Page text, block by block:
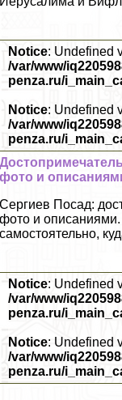
Notice: Undefined
/var/www/
penza.ru/
Notice: Undefined
/var/www/
penza.ru/
фото и
Сергиев Посад:
фото и описаниями.
самостоятельно,
Notice: Undefined
/var/www/
penza.ru/
Notice: Undefined
/var/www/
penza.ru/